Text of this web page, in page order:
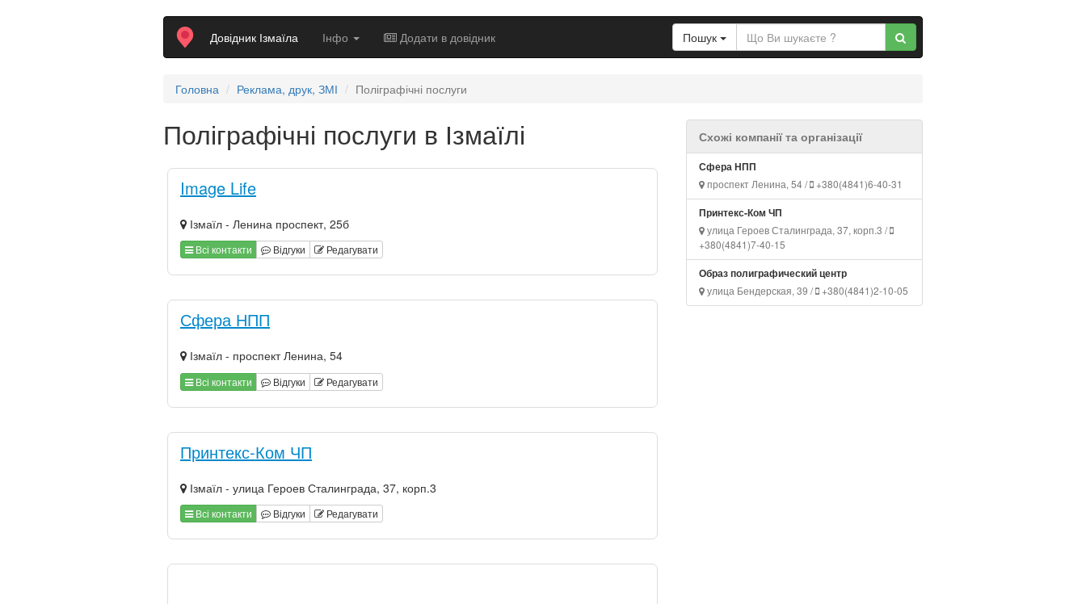
Довідник Ізмаїла Інфо Додати в довідник Пошук
Головна Реклама, друк, ЗМІ Поліграфічні послуги
Поліграфічні послуги в Ізмаїлі
Image Life
Ізмаїл - Ленина проспект, 25б
Всі контакти Відгуки Редагувати
Сфера НПП
Ізмаїл - проспект Ленина, 54
Всі контакти Відгуки Редагувати
Принтекс-Ком ЧП
Ізмаїл - улица Героев Сталинграда, 37, корп.3
Всі контакти Відгуки Редагувати
Схожі компанії та організації
Сфера НПП
проспект Ленина, 54 / +380(4841)6-40-31
Принтекс-Ком ЧП
улица Героев Сталинграда, 37, корп.3 /
+380(4841)7-40-15
Образ полиграфический центр
улица Бендерская, 39 / +380(4841)2-10-05